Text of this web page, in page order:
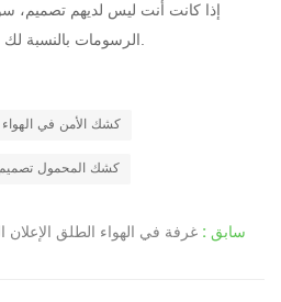
إذا كانت أنت ليس لديهم تصميم،
الرسومات بالنسبة لك إلى تأكيد. و ثم نقدم لك اقتباس.
كشك الأمن في
كشك المحمول
سابق : غرفة في الهواء الطلق